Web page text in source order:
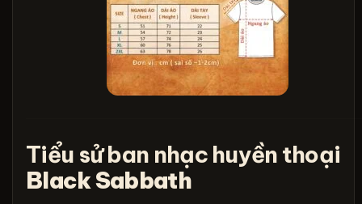
Tiểu sử ban nhạc huyền thoại
Black Sabbath